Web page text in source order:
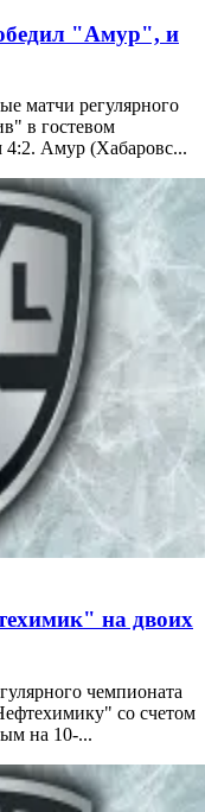
"Амур", и
матчи регулярного
в гостевом
Амур (Хабаровс...
на двоих
чемпионата
со счетом
на 10-...